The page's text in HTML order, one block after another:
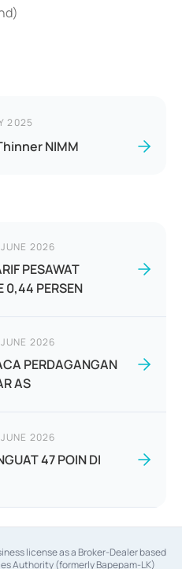
2025
NIMM
2026
PESAWAT
0,44 PERSEN
2026
PERDAGANGAN
AS
2026
47 POIN DI
license as a Broker-Dealer based
Authority (formerly Bapepam-LK)